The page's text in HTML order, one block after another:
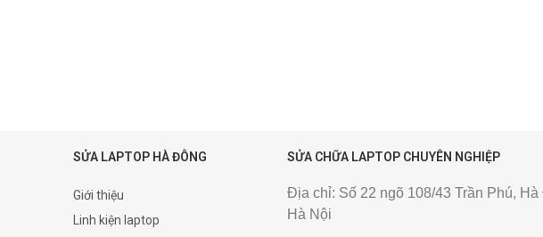
SỬA LAPTOP HÀ ĐÔNG
Giới thiệu
Linh kiện laptop
SỬA CHỮA LAPTOP CHUYÊN NGHIỆP
Địa chỉ: Số 22 ngõ 108/43 Trần Phú, Hà
Hà Nội